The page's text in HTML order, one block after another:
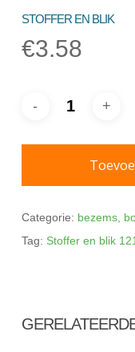
STOFFER EN BLIK
€3.58
Categorie: bezems,
Tag: Stoffer en blik